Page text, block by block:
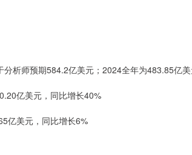
析师预期584.2亿美元；2024全年为483.85亿
亿美元，同比增长40%
亿美元，同比增长6%